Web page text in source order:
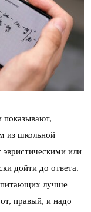
из школьной
или
дойти до ответа.
лучше
правый, и надо